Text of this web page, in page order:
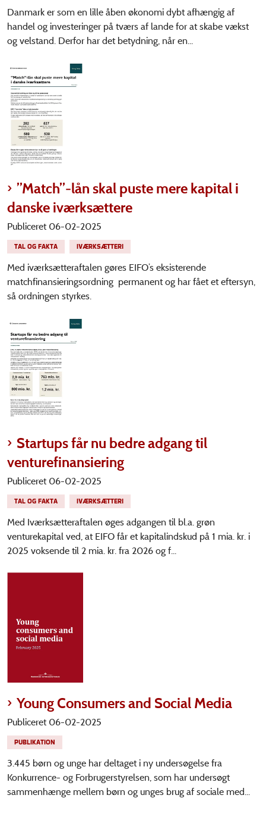
Danmark er som en lille åben økonomi dybt afhængig af
handel og investeringer på tværs af lande for at skabe vækst
og velstand. Derfor har det betydning, når en...
”Match”-lån skal puste mere kapital i
danske iværksættere
Publiceret 06-02-2025
TAL OG FAKTA IVÆRKSÆTTERI
Med iværksætteraftalen gøres EIFO’s eksisterende
matchfinansieringsordning permanent og har fået et eftersyn,
så ordningen styrkes.
Startups får nu bedre adgang til
venturefinansiering
Publiceret 06-02-2025
TAL OG FAKTA IVÆRKSÆTTERI
Med Iværksætteraftalen øges adgangen til bl.a. grøn
venturekapital ved, at EIFO får et kapitalindskud på 1 mia. kr. i
2025 voksende til 2 mia. kr. fra 2026 og f...
Young Consumers and Social Media
Publiceret 06-02-2025
PUBLIKATION
3.445 børn og unge har deltaget i ny undersøgelse fra
Konkurrence- og Forbrugerstyrelsen, som har undersøgt
sammenhænge mellem børn og unges brug af sociale med...